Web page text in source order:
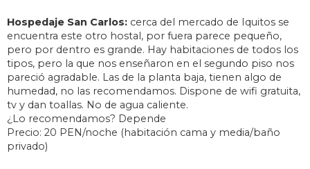
Hospedaje San Carlos: cerca del mercado de Iquitos se
encuentra este otro hostal, por fuera parece pequeño,
pero por dentro es grande. Hay habitaciones de todos los
tipos, pero la que nos enseñaron en el segundo piso nos
pareció agradable. Las de la planta baja, tienen algo de
humedad, no las recomendamos. Dispone de wifi gratuita,
tv y dan toallas. No de agua caliente.
¿Lo recomendamos? Depende
Precio: 20 PEN/noche (habitación cama y media/baño
privado)